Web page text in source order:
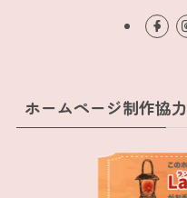
ホームページ制作協力